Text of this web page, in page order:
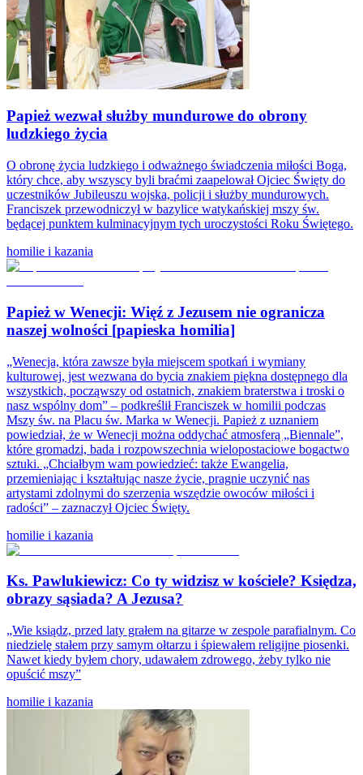
Papież wezwał służby mundurowe do obrony
ludzkiego życia
O obronę życia ludzkiego i odważnego świadczenia miłości Boga,
który chce, aby wszyscy byli braćmi zaapelował Ojciec Święty do
uczestników Jubileuszu wojska, policji i służby mundurowych.
Franciszek przewodniczył w bazylice watykańskiej mszy św.
będącej punktem kulminacyjnym tych uroczystości Roku Świętego.
homilie i kazania
Papież w Wenecji: Więź z Jezusem nie ogranicza
naszej wolności [papieska homilia]
„Wenecja, która zawsze była miejscem spotkań i wymiany
kulturowej, jest wezwana do bycia znakiem piękna dostępnego dla
wszystkich, począwszy od ostatnich, znakiem braterstwa i troski o
nasz wspólny dom” – podkreślił Franciszek w homilii podczas
Mszy św. na Placu św. Marka w Wenecji. Papież z uznaniem
powiedział, że w Wenecji można oddychać atmosferą „Biennale”,
które gromadzi, bada i rozpowszechnia wielopostaciowe bogactwo
sztuki. „Chciałbym wam powiedzieć: także Ewangelia,
przemieniając i kształtując nasze życie, pragnie uczynić nas
artystami zdolnymi do szerzenia wszędzie owoców miłości i
radości” – zaznaczył Ojciec Święty.
homilie i kazania
Ks. Pawlukiewicz: Co ty widzisz w kościele? Księdza,
obrazy sąsiada? A Jezusa?
„Wie ksiądz, przed laty grałem na gitarze w zespole parafialnym. Co
niedzielę stałem przy samym ołtarzu i śpiewałem religijne piosenki.
Nawet kiedy byłem chory, udawałem zdrowego, żeby tylko nie
opuścić mszy”
homilie i kazania